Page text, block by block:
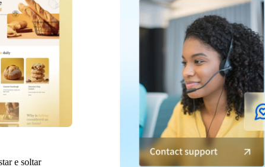
e soltar